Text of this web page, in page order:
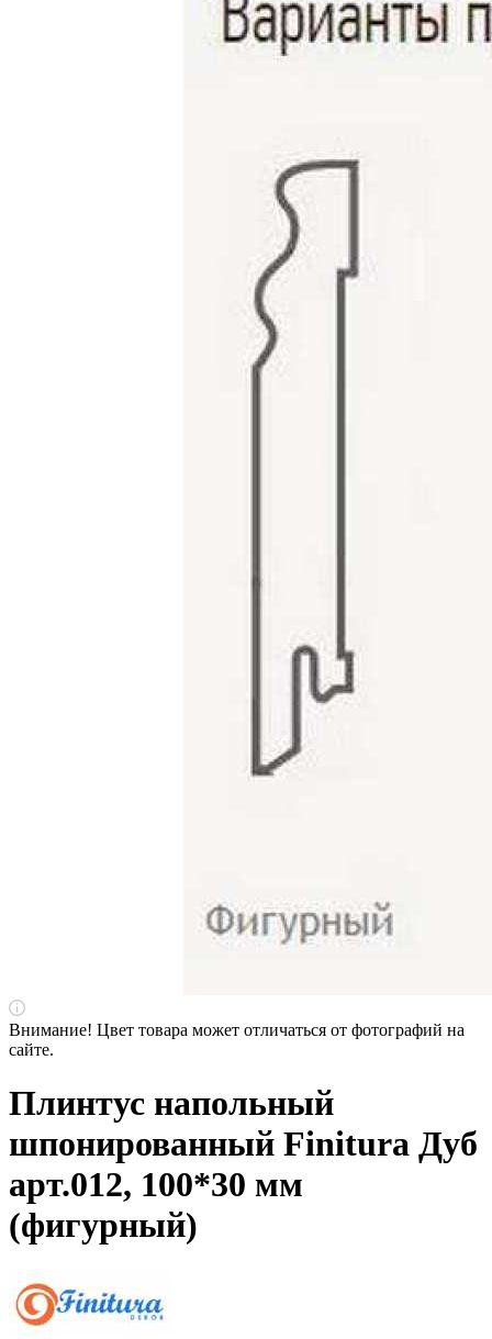
Внимание! Цвет товара может отличаться от фотографий на
сайте.
Плинтус напольный
шпонированный Finitura Дуб
арт.012, 100*30 мм
(фигурный)